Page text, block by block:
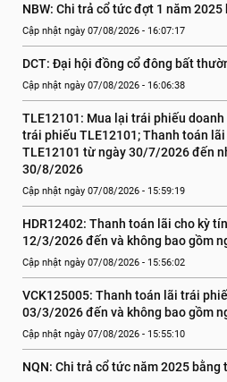
NBW: Chi trả cổ tức đợt 1 năm 2025
Cập nhật ngày 07/08/2026 - 16:07:17
DCT: Đại hội đồng cổ đông bất
Cập nhật ngày 07/08/2026 - 16:06:38
TLE12101: Mua lại trái phiếu
trái phiếu TLE12101; Thanh toán
TLE12101 từ ngày 30/7/2026 đến
30/8/2026
Cập nhật ngày 07/08/2026 - 15:59:19
HDR12402: Thanh toán lãi cho kỳ
12/3/2026 đến và không bao gồm
Cập nhật ngày 07/08/2026 - 15:56:02
VCK125005: Thanh toán lãi trái
03/3/2026 đến và không bao gồm
Cập nhật ngày 07/08/2026 - 15:55:10
NQN: Chi trả cổ tức năm 2025 bằng